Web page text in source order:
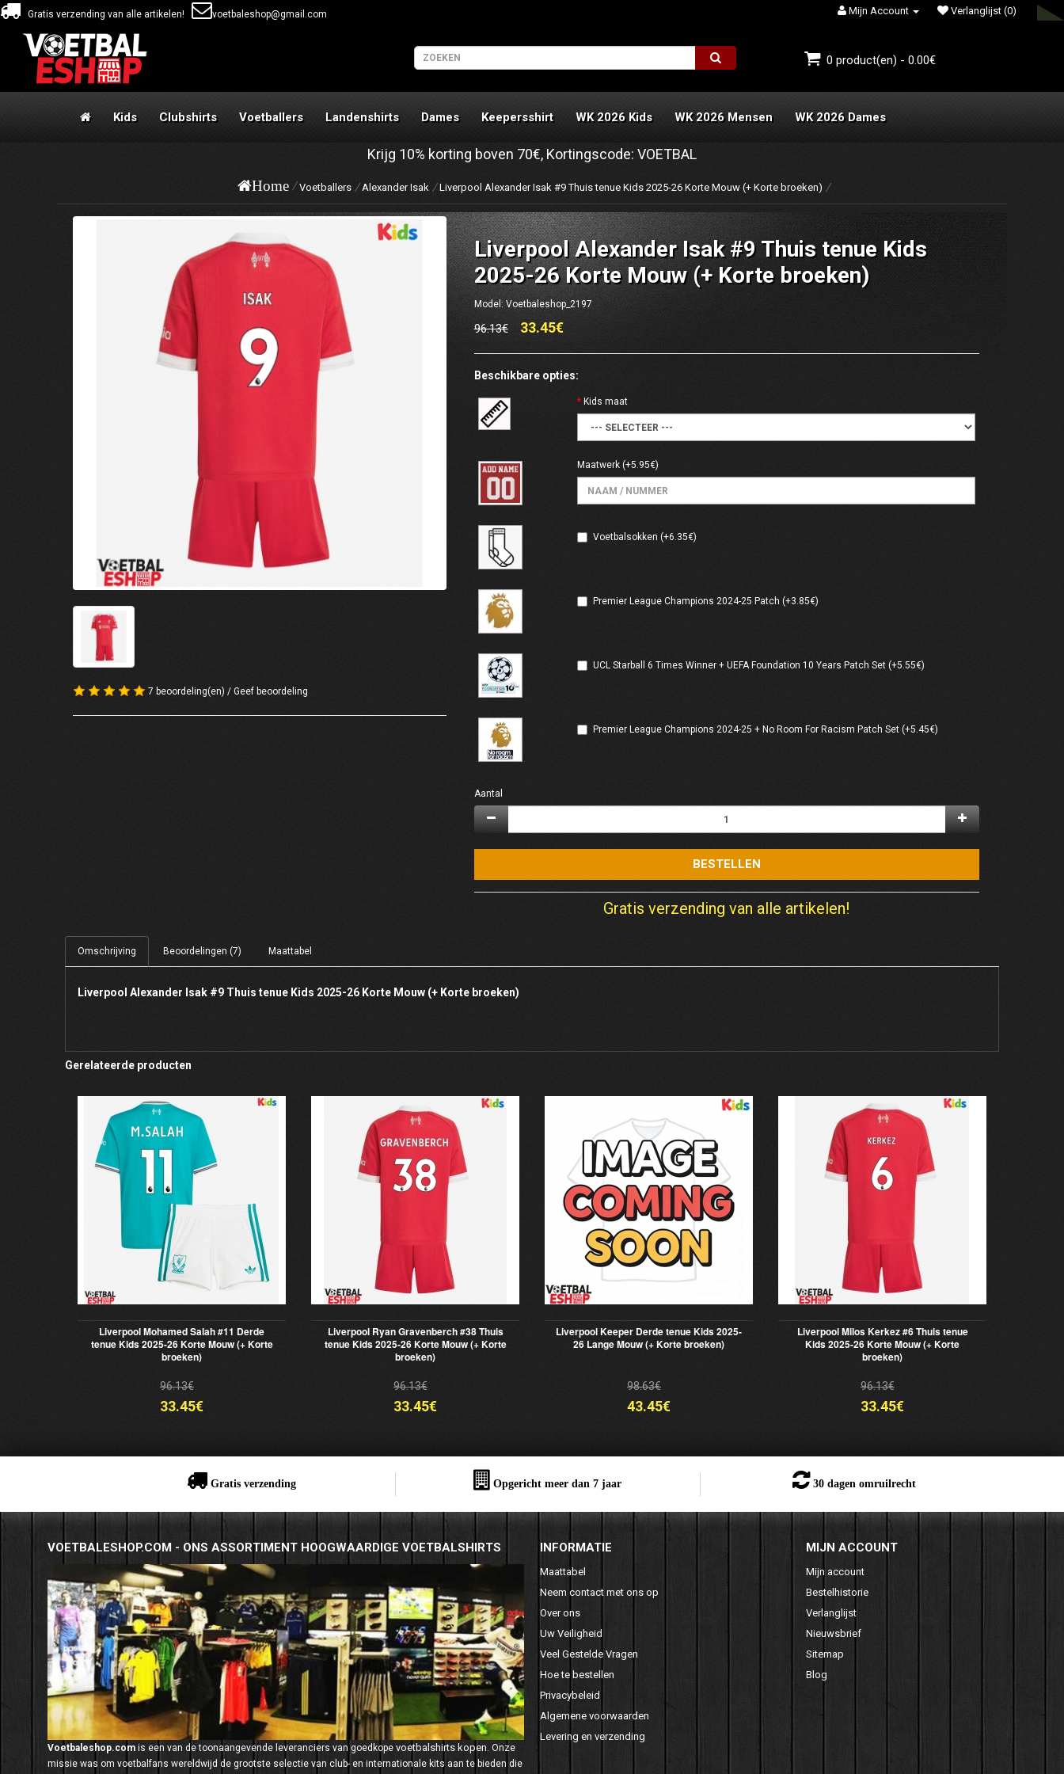
Gratis verzending van alle artikelen! voetbaleshop@gmail.com Mijn Account Verlanglijst (0)
0 product(en) - 0.00€
Kids Clubshirts Voetballers Landenshirts Dames Keepersshirt WK 2026 Kids WK 2026 Mensen WK 2026 Dames
Krijg 10% korting boven 70€, Kortingscode: VOETBAL
Home Voetballers Alexander Isak Liverpool Alexander Isak #9 Thuis tenue Kids 2025-26 Korte Mouw (+ Korte broeken)
7 beoordeling(en) / Geef beoordeling
Liverpool Alexander Isak #9 Thuis tenue Kids
2025-26 Korte Mouw (+ Korte broeken)
Model: Voetbaleshop_2197
96.13€ 33.45€
Beschikbare opties:
Kids maat
Maatwerk (+5.95€)
Voetbalsokken (+6.35€)
Premier League Champions 2024-25 Patch (+3.85€)
UCL Starball 6 Times Winner + UEFA Foundation 10 Years Patch Set (+5.55€)
Premier League Champions 2024-25 + No Room For Racism Patch Set (+5.45€)
Aantal
BESTELLEN
Gratis verzending van alle artikelen!
Omschrijving Beoordelingen (7) Maattabel
Liverpool Alexander Isak #9 Thuis tenue Kids 2025-26 Korte Mouw (+ Korte broeken)
Gerelateerde producten
Liverpool Mohamed Salah #11 Derde
tenue Kids 2025-26 Korte Mouw (+ Korte
broeken)
96.13€
33.45€
Liverpool Ryan Gravenberch #38 Thuis
tenue Kids 2025-26 Korte Mouw (+ Korte
broeken)
96.13€
33.45€
Liverpool Keeper Derde tenue Kids 2025-
26 Lange Mouw (+ Korte broeken)
98.63€
43.45€
Liverpool Milos Kerkez #6 Thuis tenue
Kids 2025-26 Korte Mouw (+ Korte
broeken)
96.13€
33.45€
Gratis verzending Opgericht meer dan 7 jaar 30 dagen omruilrecht
VOETBALESHOP.COM - ONS ASSORTIMENT HOOGWAARDIGE VOETBALSHIRTS
Voetbaleshop.com is een van de toonaangevende leveranciers van goedkope voetbalshirts kopen. Onze
missie was om voetbalfans wereldwijd de grootste selectie van club- en internationale kits aan te bieden die
INFORMATIE
Maattabel
Neem contact met ons op
Over ons
Uw Veiligheid
Veel Gestelde Vragen
Hoe te bestellen
Privacybeleid
Algemene voorwaarden
Levering en verzending
MIJN ACCOUNT
Mijn account
Bestelhistorie
Verlanglijst
Nieuwsbrief
Sitemap
Blog